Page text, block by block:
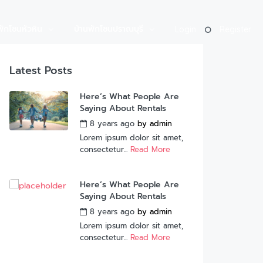
Latest Posts
Here’s What People Are
Saying About Rentals
8 years ago by admin
Lorem ipsum dolor sit amet,
consectetur... Read More
Here’s What People Are
Saying About Rentals
8 years ago by admin
Lorem ipsum dolor sit amet,
consectetur... Read More